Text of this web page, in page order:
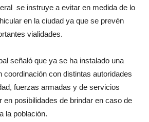
se instruye a evitar en medida de lo
en la ciudad ya que se prevén
vialidades.
señaló que ya se ha instalado una
coordinación con distintas autoridades
fuerzas armadas y de servicios
en posibilidades de brindar en caso de
la población.